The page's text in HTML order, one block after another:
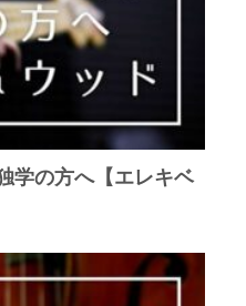
学の方へ【エレキベ